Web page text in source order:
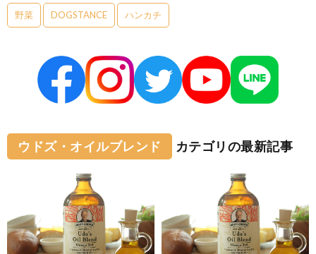
野菜 DOGSTANCE ハンカチ
ウドズ・オイルブレンド カテゴリの最新記事